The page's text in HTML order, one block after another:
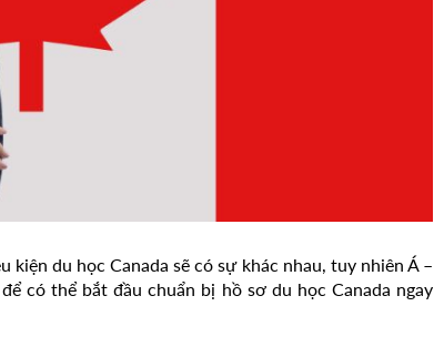
du học Canada sẽ có sự khác nhau, tuy nhiên Á –
có thể bắt đầu chuẩn bị hồ sơ du học Canada ngay